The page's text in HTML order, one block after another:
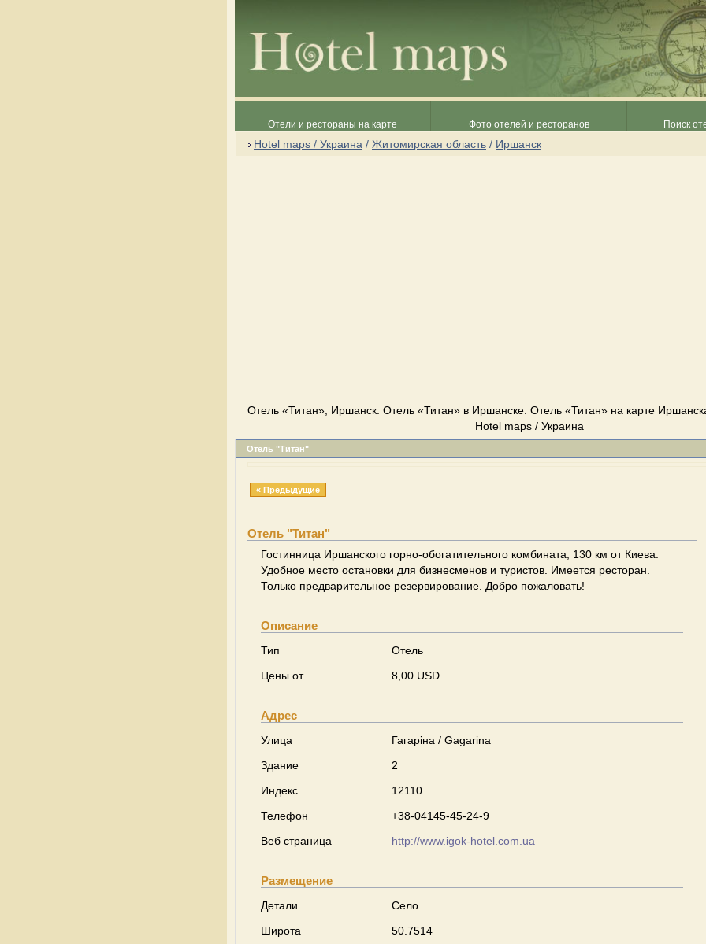
Отели и рестораны на карте Фото отелей и ресторанов Поиск
Hotel maps / Украина / Житомирская область / Иршанск
Отель «Титан», Иршанск. Отель «Титан» в Иршанске. Отель «Титан» на карте
Hotel maps / Украина
Отель "Титан"
« Предыдущие
Отель "Титан"
Гостинница Иршанского горно-обогатительного комбината, 130 км от Киева.
Удобное место остановки для бизнесменов и туристов. Имеется ресторан.
Только предварительное резервирование. Добро пожаловать!
Описание
Тип
Отель
Цены от
8,00 USD
Адрес
Улица
Гагаріна / Gagarina
Здание
2
Индекс
12110
Телефон
+38-04145-45-24-9
Веб страница
http://www.igok-hotel.com.ua
Размещение
Детали
Село
Широта
50.7514